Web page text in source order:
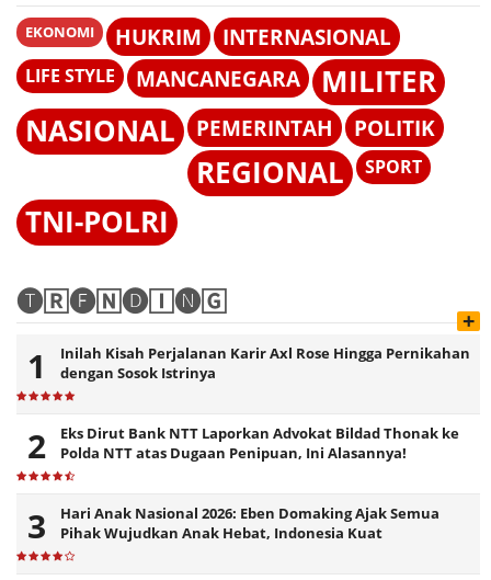
EKONOMI HUKRIM INTERNASIONAL
LIFE STYLE MANCANEGARA
MILITER
NASIONAL
PEMERINTAH POLITIK
REGIONAL SPORT
TNI-POLRI
🅣🅁🅔🄽🅓🄸🅝🄶
+
Inilah Kisah Perjalanan Karir Axl Rose Hingga Pernikahan
dengan Sosok Istrinya
Eks Dirut Bank NTT Laporkan Advokat Bildad Thonak ke
Polda NTT atas Dugaan Penipuan, Ini Alasannya!
Hari Anak Nasional 2026: Eben Domaking Ajak Semua
Pihak Wujudkan Anak Hebat, Indonesia Kuat